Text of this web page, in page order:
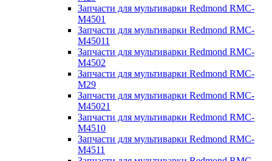
Запчасти для мультиварки Redmond RMC-
M4501
Запчасти для мультиварки Redmond RMC-
M45011
Запчасти для мультиварки Redmond RMC-
M4502
Запчасти для мультиварки Redmond RMC-
M29
Запчасти для мультиварки Redmond RMC-
M45021
Запчасти для мультиварки Redmond RMC-
M4510
Запчасти для мультиварки Redmond RMC-
M4511